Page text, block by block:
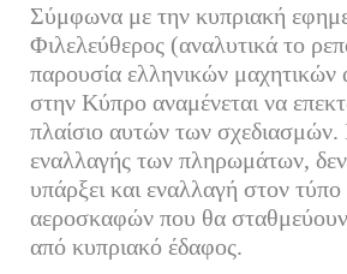
Σύμφωνα με την κυπριακή
Φιλελεύθερος (αναλυτικά το
παρουσία ελληνικών
στην Κύπρο αναμένεται να
πλαίσιο αυτών των σχεδιασμών.
εναλλαγής των πληρωμάτων, δεν
υπάρξει και εναλλαγή στον
αεροσκαφών που θα σταθμεύουν
από κυπριακό έδαφος.